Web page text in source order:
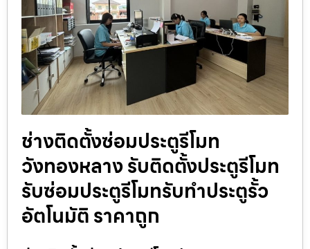
ช่างติดตั้งซ่อมประตูรีโมท
วังทองหลาง รับติดตั้งประตูรีโมท
รับซ่อมประตูรีโมทรับทำประตูรั้ว
อัตโนมัติ ราคาถูก